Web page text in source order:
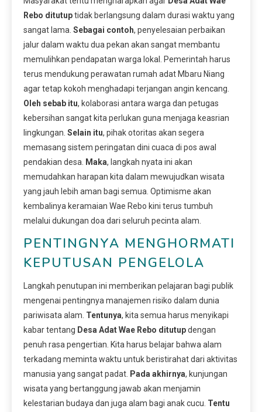
Rebo ditutuptidak berlangsung dalam durasi waktu yang
sangat lama. Sebagai contoh, penyelesaian perbaikan
jalur dalam waktu dua pekan akan sangat membantu
memulihkan pendapatan warga lokal. Pemerintah harus
terus mendukung perawatan rumah adat Mbaru Niang
agar tetap kokoh menghadapi terjangan angin kencang.
Oleh sebab itu, kolaborasi antara warga dan petugas
kebersihan sangat kita perlukan guna menjaga keasrian
lingkungan. Selain itu, pihak otoritas akan segera
memasang sistem peringatan dini cuaca di pos awal
pendakian desa.
Maka, langkah nyata ini akan
memudahkan harapan kita dalam mewujudkan wisata
yang jauh lebih aman bagi semua. Optimisme akan
kembalinya keramaian Wae Rebo kini terus tumbuh
melalui dukungan doa dari seluruh pecinta alam.
PENTINGNYA MENGHORMATI
KEPUTUSAN PENGELOLA
Langkah penutupan ini memberikan pelajaran bagi publik
mengenai pentingnya manajemen risiko dalam dunia
pariwisata alam. Tentunya, kita semua harus menyikapi
kabar tentang Desa Adat Wae Rebo ditutupdengan
penuh rasa pengertian. Kita harus belajar bahwa alam
terkadang meminta waktu untuk beristirahat dari aktivitas
manusia yang sangat padat. Pada akhirnya, kunjungan
wisata yang bertanggung jawab akan menjamin
kelestarian budaya dan juga alam bagi anak cucu. Tentu